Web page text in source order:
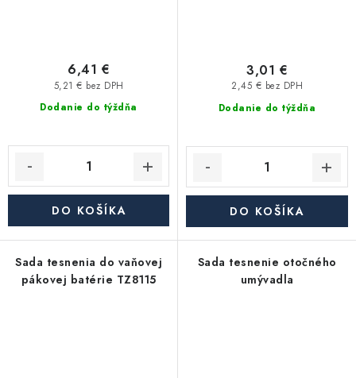
Dodanie do týždňa
5,21 € bez DPH
6,41 €
DO KOŠÍKA
Dodanie do týždňa
2,45 € bez DPH
3,01 €
DO KOŠÍKA
Sada tesnenia do vaňovej
pákovej batérie TZ8115
Sada tesnenie otočného
umývadla